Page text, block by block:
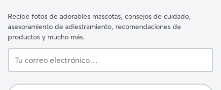
Recibe fotos de adorables mascotas, consejos de cuidado,
asesoramiento de adiestramiento, recomendaciones de
productos y mucho más.
correo